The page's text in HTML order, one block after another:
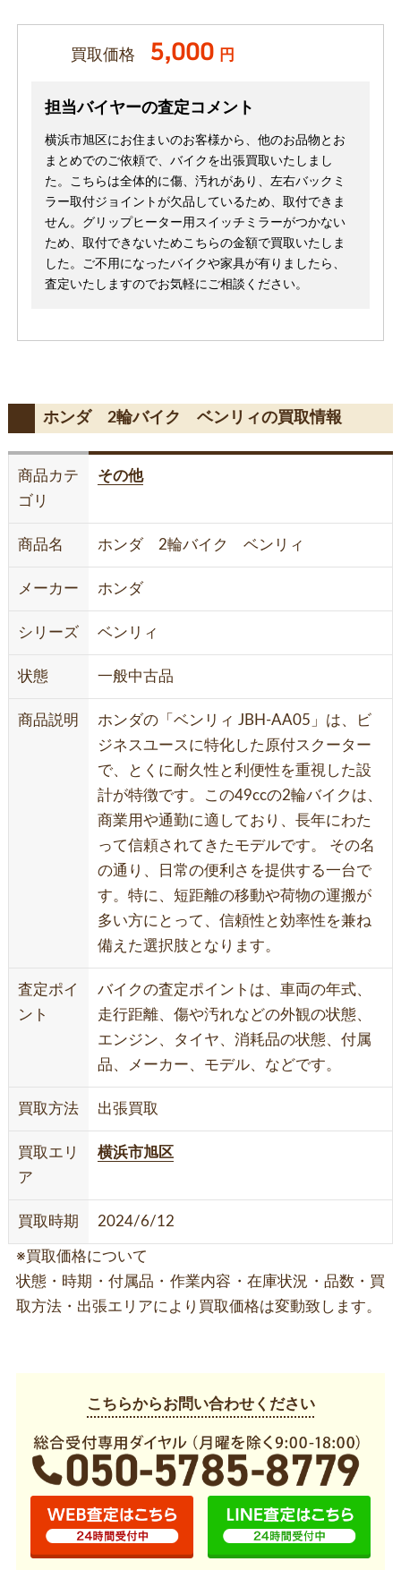
買取価格 5,000 円
担当バイヤーの査定コメント
横浜市旭区にお住まいのお客様から、他のお品物とお
まとめでのご依頼で、バイクを出張買取いたしまし
た。こちらは全体的に傷、汚れがあり、左右バックミ
ラー取付ジョイントが欠品しているため、取付できま
せん。グリップヒーター用スイッチミラーがつかない
ため、取付できないためこちらの金額で買取いたしま
した。ご不用になったバイクや家具が有りましたら、
査定いたしますのでお気軽にご相談ください。
ホンダ 2輪バイク ベンリィの買取情報
商品カテ
ゴリ
その他
商品名 ホンダ 2輪バイク ベンリィ
メーカー ホンダ
シリーズ ベンリィ
状態 一般中古品
商品説明
ホンダの「ベンリィ JBH-AA05」は、ビ
ジネスユースに特化した原付スクーター
で、とくに耐久性と利便性を重視した設
計が特徴です。この49ccの2輪バイクは、
商業用や通勤に適しており、長年にわた
って信頼されてきたモデルです。 その名
の通り、日常の便利さを提供する一台で
す。特に、短距離の移動や荷物の運搬が
多い方にとって、信頼性と効率性を兼ね
備えた選択肢となります。
査定ポイ
ント
バイクの査定ポイントは、車両の年式、
走行距離、傷や汚れなどの外観の状態、
エンジン、タイヤ、消耗品の状態、付属
品、メーカー、モデル、などです。
買取方法 出張買取
買取エリ
ア
横浜市旭区
買取時期 2024/6/12
※買取価格について
状態・時期・付属品・作業内容・在庫状況・品数・買
取方法・出張エリアにより買取価格は変動致します。
こちらからお問い合わせください